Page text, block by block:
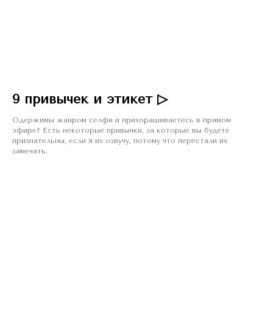
9 привычек и этикет ▷
Одержимы жанром селфи и прихорашиваетесь в прямом
эфире? Есть некоторые привычки, за которые вы будете
признательны, если я их озвучу, потому что перестали их
замечать.